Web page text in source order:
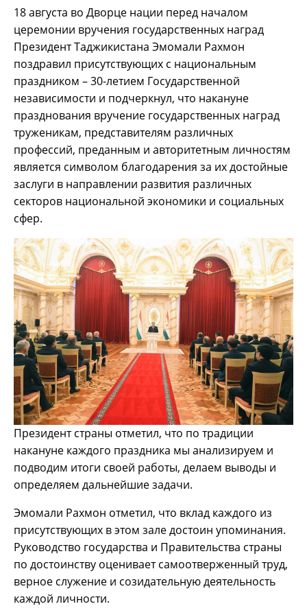
18 августа во Дворце нации перед началом
церемонии вручения государственных наград
Президент Таджикистана Эмомали Рахмон
поздравил присутствующих с национальным
праздником – 30-летием Государственной
независимости и подчеркнул, что накануне
празднования вручение государственных наград
труженикам, представителям различных
профессий, преданным и авторитетным личностям
является символом благодарения за их достойные
заслуги в направлении развития различных
секторов национальной экономики и социальных
сфер.
Президент страны отметил, что по традиции
накануне каждого праздника мы анализируем и
подводим итоги своей работы, делаем выводы и
определяем дальнейшие задачи.
Эмомали Рахмон отметил, что вклад каждого из
присутствующих в этом зале достоин упоминания.
Руководство государства и Правительства страны
по достоинству оценивает самоотверженный труд,
верное служение и созидательную деятельность
каждой личности.